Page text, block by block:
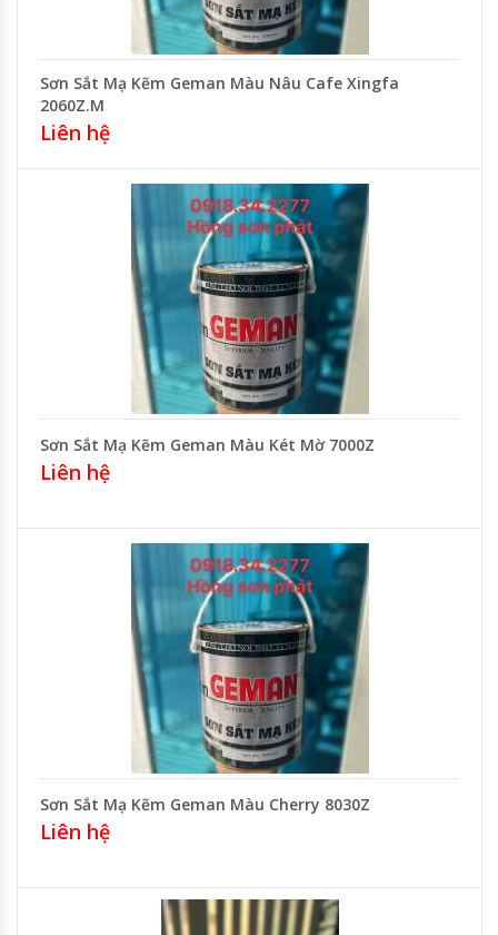
Sơn Sắt Mạ Kẽm Geman Màu Nâu Cafe Xingfa
2060Z.M
Liên hệ
Sơn Sắt Mạ Kẽm Geman Màu Két Mờ 7000Z
Liên hệ
Sơn Sắt Mạ Kẽm Geman Màu Cherry 8030Z
Liên hệ